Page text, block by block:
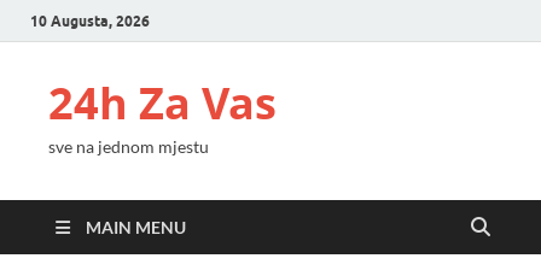
10 Augusta, 2026
24h Za Vas
sve na jednom mjestu
MAIN MENU